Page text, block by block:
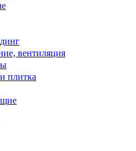
вентиляция
плитка